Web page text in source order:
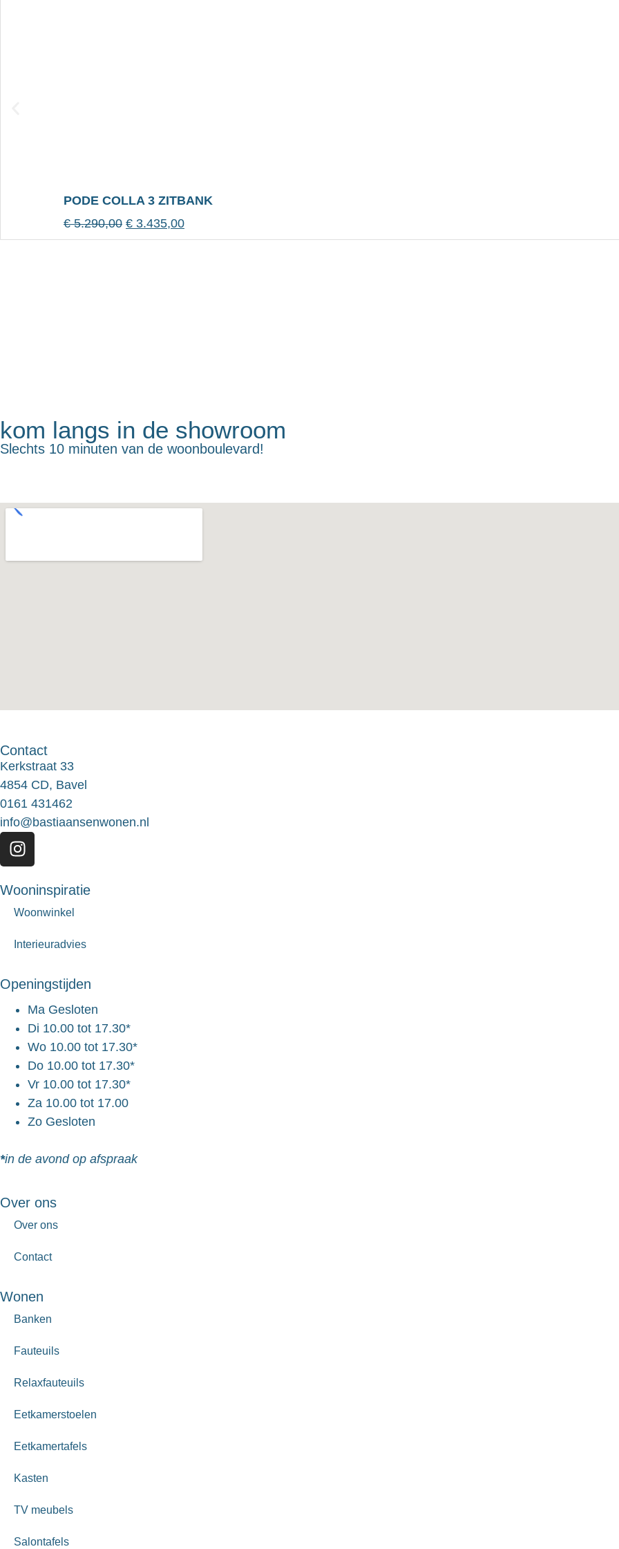
PODE COLLA 3 ZITBANK
€5.290,00 € 3.435,00
kom langs in de showroom
Slechts 10 minuten van de woonboulevard!
Contact
Kerkstraat 33
4854 CD, Bavel
0161 431462
info@bastiaansenwonen.nl
Wooninspiratie
Woonwinkel
Interieuradvies
Openingstijden
Ma Gesloten
Di 10.00 tot 17.30*
Wo 10.00 tot 17.30*
Do 10.00 tot 17.30*
Vr 10.00 tot 17.30*
Za 10.00 tot 17.00
Zo Gesloten
*in de avond op afspraak
Over ons
Over ons
Contact
Wonen
Banken
Fauteuils
Relaxfauteuils
Eetkamerstoelen
Eetkamertafels
Kasten
TV meubels
Salontafels